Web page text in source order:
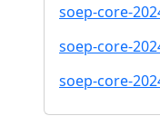
soep-core-
soep-core-
soep-core-